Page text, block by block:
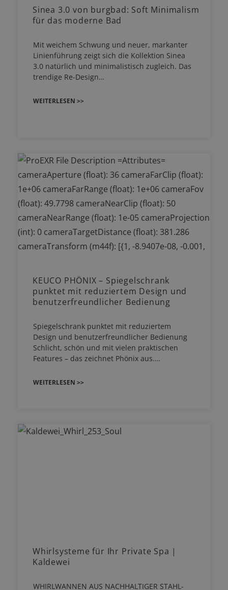
Sinea 3.0 von burgbad: Soft Minimalism
für das moderne Bad
Mit weichem Schwung und neuer, markanter
Linienführung zeigt sich die Kollektion Sinea
3.0 natürlich und minimalistisch zugleich. Das
trendige Re-Design…
WEITERLESEN >>
KEUCO PHÖNIX – Spiegelschrank
punktet mit reduziertem Design und
benutzerfreundlicher Bedienung
Spiegelschrank punktet mit reduziertem
Design und benutzerfreundlicher Bedienung
Schlicht, schön und mit vielen praktischen
Features – das zeichnet Phönix aus.…
WEITERLESEN >>
Whirlsysteme für Ihr Private Spa |
Kaldewei
WHIRLWANNEN AUS NACHHALTIGER STAHL-